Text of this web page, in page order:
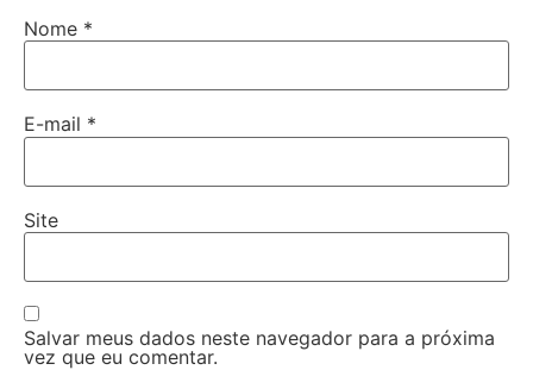
Nome *
E-mail *
Site
Salvar meus dados neste navegador para a próxima
vez que eu comentar.